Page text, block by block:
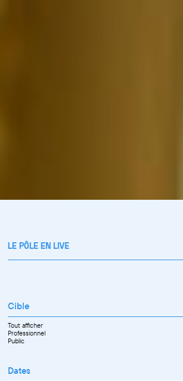
LE PÔLE EN LIVE
Cible
Tout afficher
Professionnel
Public
Dates